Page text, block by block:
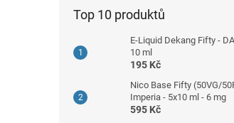
Top 10 produktů
E-Liquid Dekang Fifty -
10 ml
195 Kč
Nico Base Fifty (50VG/
Imperia - 5x10 ml - 6 mg
595 Kč